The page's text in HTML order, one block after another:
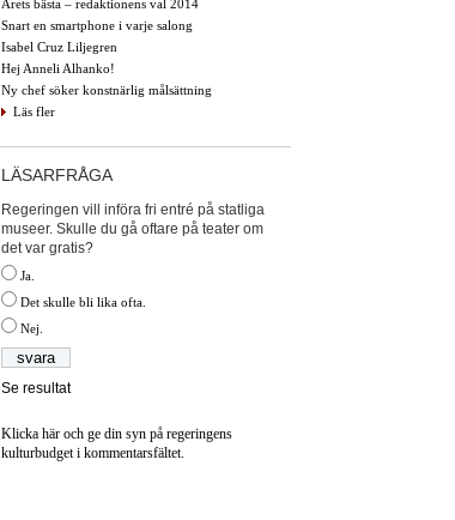
Årets bästa – redaktionens val 2014
Snart en smartphone i varje salong
Isabel Cruz Liljegren
Hej Anneli Alhanko!
Ny chef söker konstnärlig målsättning
Läs fler
LÄSARFRÅGA
Regeringen vill införa fri entré på statliga
museer. Skulle du gå oftare på teater om
det var gratis?
Ja.
Det skulle bli lika ofta.
Nej.
Se resultat
Klicka här och ge din syn på regeringens
kulturbudget i kommentarsfältet.